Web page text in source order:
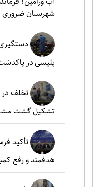
شهرستان
دستگیری
پلیسی در
تخلف در
تشکیل گشت
تأکید
هدفمند و رفع